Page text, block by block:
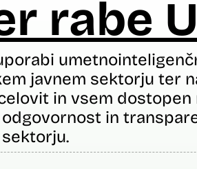
rabe
javnem sektorju ter
in vsem dostopen
in